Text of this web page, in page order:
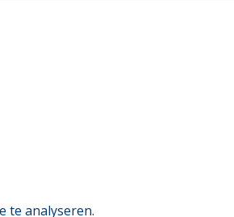
te analyseren.